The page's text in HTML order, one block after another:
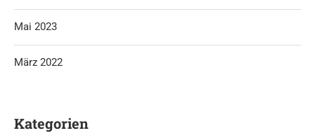
Mai 2023
März 2022
Kategorien